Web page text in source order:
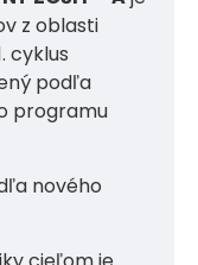
z oblasti
cyklus
podľa
programu
nového